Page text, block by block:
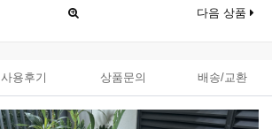
다음 상품
사용후기 상품문의 배송/교환